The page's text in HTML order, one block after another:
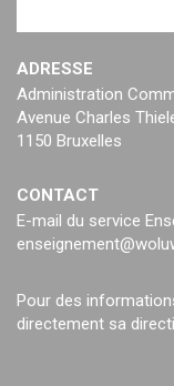
ADRESSE
Administration
Avenue Charles
1150 Bruxelles
CONTACT
E-mail du service
Pour des
directement sa